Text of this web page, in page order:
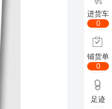
进货车
0
铺货单
0
足迹